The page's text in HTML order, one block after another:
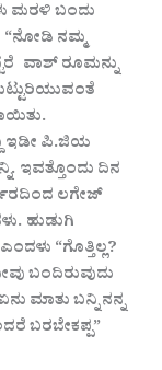
ಮರಳಿಬಂದು
“ನೋಡಿ ನಮ್ಮ
ವಾಶ್ರೂಮನ್ನು
ಇಡೀ ಪಿ.ಜಿಯ
ಇವತ್ತೊಂದು ದಿನ
ಲಗೇಜ್
ಹುಡುಗಿ
“ಗೊತ್ತಿಲ್ಲ?
ಬಂದಿರುವುದು
ಮಾತುಬನ್ನಿನನ್ನ
ಬರಬೇಕಪ್ಪ”